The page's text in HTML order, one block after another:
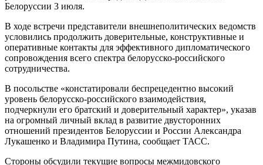
Белоруссии 3 июля.
В ходе встречи представители внешнеполитических ведомств
условились продолжить доверительные, конструктивные и
оперативные контакты для эффективного дипломатического
сопровождения всего спектра белорусско-российского
сотрудничества.
В посольстве «констатировали беспрецедентно высокий
уровень белорусско-российского взаимодействия,
подчеркнули его братский и доверительный характер», указав
на огромный личный вклад в развитие двусторонних
отношений президентов Белоруссии и России Александра
Лукашенко и Владимира Путина, сообщает ТАСС.
Стороны обсудили текущие вопросы межмидовского